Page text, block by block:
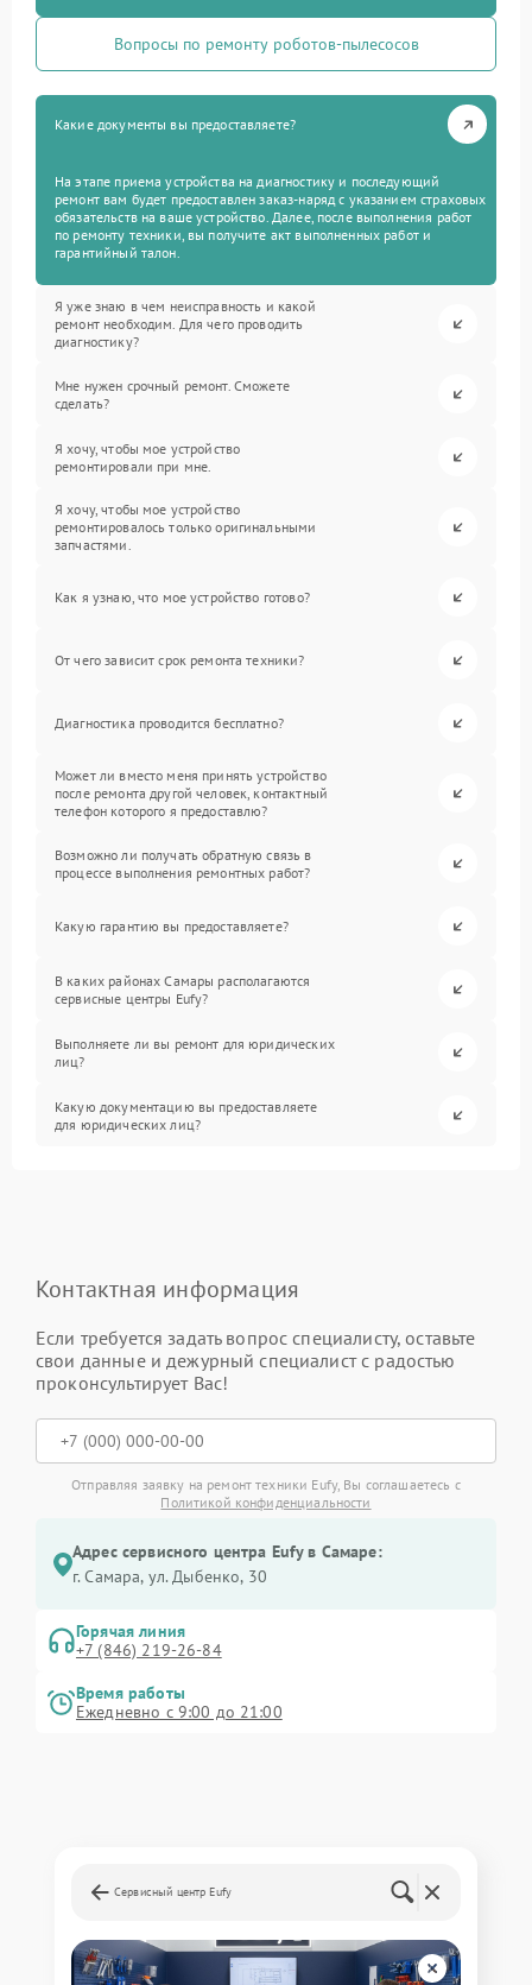
Вопросы по ремонту роботов-пылесосов
Какие документы вы предоставляете?
На этапе приема устройства на диагностику и последующий
ремонт вам будет предоставлен заказ-наряд с указанием страховых
обязательств на ваше устройство. Далее, после выполнения работ
по ремонту техники, вы получите акт выполненных работ и
гарантийный талон.
Я уже знаю в чем неисправность и какой
ремонт необходим. Для чего проводить
диагностику?
Мне нужен срочный ремонт. Сможете
сделать?
Я хочу, чтобы мое устройство
ремонтировали при мне.
Я хочу, чтобы мое устройство
ремонтировалось только оригинальными
запчастями.
Как я узнаю, что мое устройство готово?
От чего зависит срок ремонта техники?
Диагностика проводится бесплатно?
Может ли вместо меня принять устройство
после ремонта другой человек, контактный
телефон которого я предоставлю?
Возможно ли получать обратную связь в
процессе выполнения ремонтных работ?
Какую гарантию вы предоставляете?
В каких районах Самары располагаются
сервисные центры Eufy?
Выполняете ли вы ремонт для юридических
лиц?
Какую документацию вы предоставляете
для юридических лиц?
Контактная информация
Если требуется задать вопрос специалисту, оставьте
свои данные и дежурный специалист с радостью
проконсультирует Вас!
Отправляя заявку на ремонт техники Eufy, Вы соглашаетесь с
Политикой конфиденциальности
Адрес сервисного центра Eufy в Самаре:
г. Самара, ул. Дыбенко, 30
Горячая линия
+7 (846) 219-26-84
Время работы
Ежедневно с 9:00 до 21:00
Сервисный центр Eufy